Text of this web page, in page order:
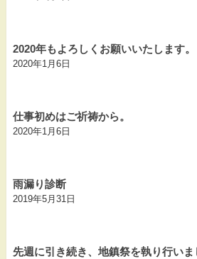
2020年もよろしくお願いいたします。
2020年1月6日
仕事初めはご祈祷から。
2020年1月6日
雨漏り診断
2019年5月31日
先週に引き続き、地鎮祭を執り行いま